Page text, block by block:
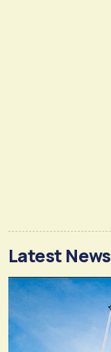
Latest News